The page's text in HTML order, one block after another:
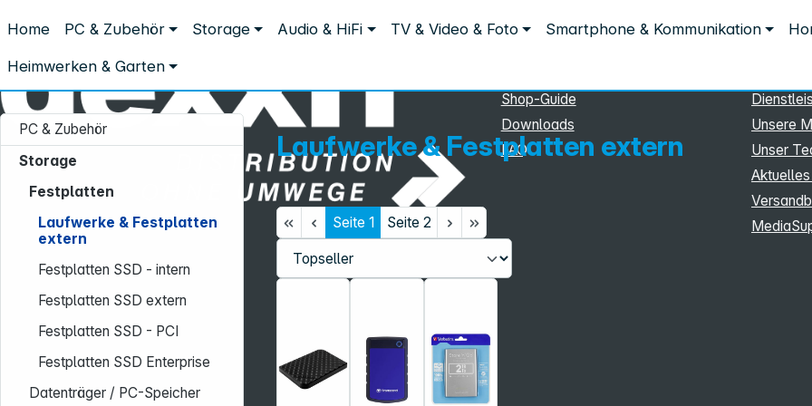
Home PC & Zubehör Storage Audio & HiFi TV & Video & Foto Smartphone & Kommunikation
Heimwerken & Garten
Storage Festplatten Laufwerke & Festplatten extern
Laufwerke & Festplatten extern
PC & Zubehör
Storage
Festplatten
Laufwerke & Festplatten
extern
Festplatten SSD - intern
Festplatten SSD extern
Festplatten SSD - PCI
Festplatten SSD Enterprise
Datenträger / PC-Speicher
Laufwerke & Festplatten extern
Seite 1 Seite 2
Service-Hotline:
+49 931 9708–496
Mo. - Fr.: 08:00 - 17:00 Uhr
Shop-Guide
Downloads
FAQ
Unsere
Unser